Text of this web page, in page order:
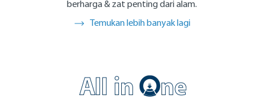
berharga & zat penting dari alam.
Temukan lebih banyak lagi